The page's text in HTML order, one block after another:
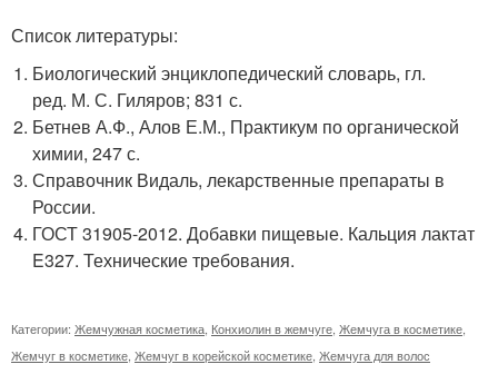
Список литературы:
Биологический энциклопедический словарь, гл.
ред. М. С. Гиляров; 831 с.
Бетнев А.Ф., Алов Е.М., Практикум по органической
химии, 247 с.
Справочник Видаль, лекарственные препараты в
России.
ГОСТ 31905-2012. Добавки пищевые. Кальция лактат
E327. Технические требования.
Категории: Жемчужная косметика Конхиолин в жемчуге Жемчуга в косметике
Жемчуг в косметике Жемчуг в корейской косметике Жемчуга для волос